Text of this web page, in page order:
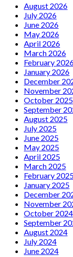
August 2026
July 2026
June 2026
May 2026
April 2026
March 2026
February
January 2026
December
November
October 2025
September
August 2025
July 2025
June 2025
May 2025
April 2025
March 2025
February
January 2025
December
November
October 2024
September
August 2024
July 2024
June 2024